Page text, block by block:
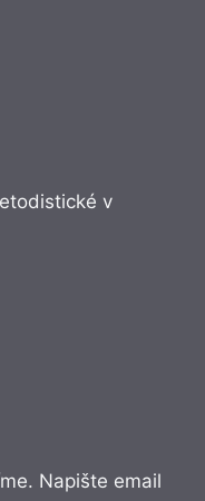
v
Napište email